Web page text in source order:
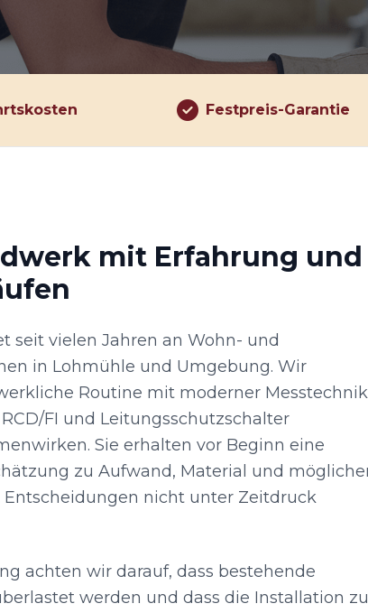
Festpreis-Garantie
mit Erfahrung und
seit vielen Jahren an Wohn- und
in Lohmühle und Umgebung. Wir
Routine mit moderner
FI und Leitungsschutzschalter
Sie erhalten vor Beginn eine
zu Aufwand, Material und
nicht unter Zeitdruck
achten wir darauf, dass bestehende
werden und dass die Installation